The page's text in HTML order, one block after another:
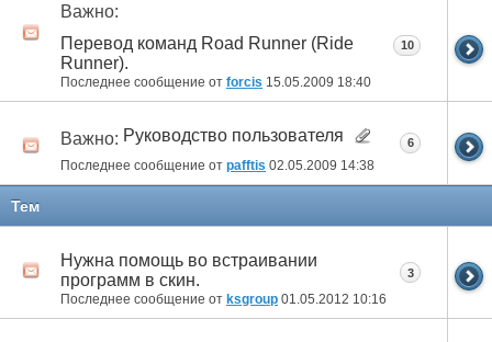
Важно:
Перевод команд Road Runner (Ride
Runner).
Последнее сообщение от forcis 15.05.2009 18:40
10
Важно: Руководство пользователя
Последнее сообщение от pafftis 02.05.2009 14:38
6
Тем
Нужна помощь во встраивании
программ в скин.
Последнее сообщение от ksgroup 01.05.2012 10:16
3